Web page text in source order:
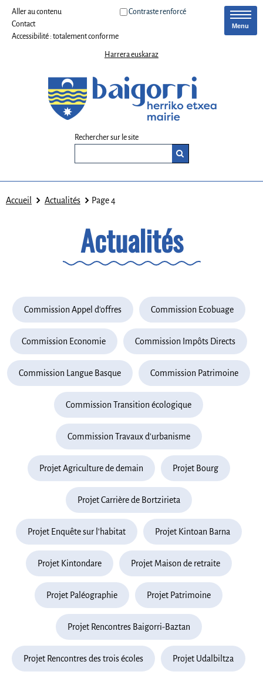
Aller au contenu
Contact
Accessibilité : totalement conforme
Contraste renforcé
Harrera euskaraz
Rechercher sur le site
Menu
Accueil Actualités Page 4
Actualités
Commission Appel d'offres Commission Ecobuage
Commission Economie Commission Impôts Directs
Commission Langue Basque Commission Patrimoine
Commission Transition écologique
Commission Travaux d'urbanisme
Projet Agriculture de demain Projet Bourg
Projet Carrière de Bortzirieta
Projet Enquête sur l'habitat Projet Kintoan Barna
Projet Kintondare Projet Maison de retraite
Projet Paléographie Projet Patrimoine
Projet Rencontres Baigorri-Baztan
Projet Rencontres des trois écoles Projet Udalbiltza